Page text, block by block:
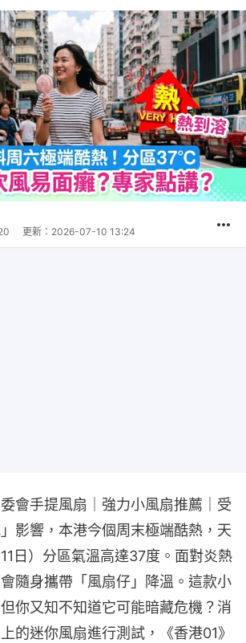
更新： 2026-07-10 13:24
會手提風扇｜強力小風扇推薦｜受
影響，本港今個周末極端酷熱，天
日）分區氣溫高達37度。面對炎熱
隨身攜帶「風扇仔」降溫。這款小
你又知不知道它可能暗藏危機？消
的迷你風扇進行測試，《香港01》